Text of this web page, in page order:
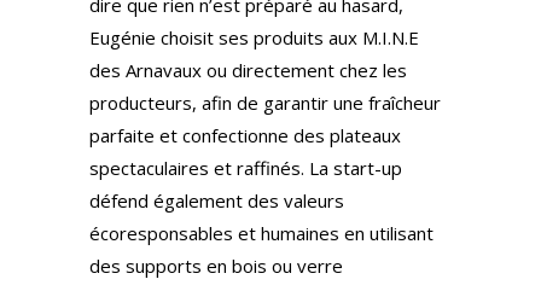
dire que rien n’est préparé au hasard,
Eugénie choisit ses produits aux M.I.N.E
des Arnavaux ou directement chez les
producteurs, afin de garantir une fraîcheur
parfaite et confectionne des plateaux
spectaculaires et raffinés. La start-up
défend également des valeurs
écoresponsables et humaines en utilisant
des supports en bois ou verre